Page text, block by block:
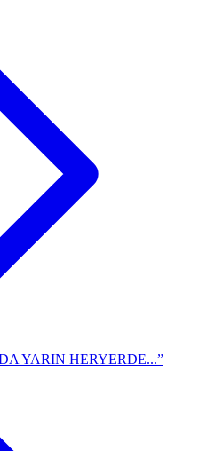
YARIN HERYERDE...”